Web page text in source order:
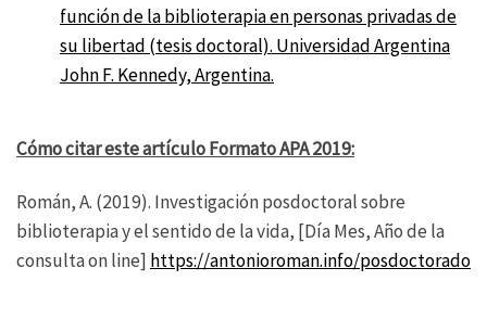
función de la biblioterapia en personas privadas de
su libertad (tesis doctoral). Universidad Argentina
John F. Kennedy, Argentina.
Cómo citar este artículo Formato APA 2019:
Román, A. (2019). Investigación posdoctoral sobre
biblioterapia y el sentido de la vida, [Día Mes, Año de la
consulta on line] https://antonioroman.info/posdoctorado